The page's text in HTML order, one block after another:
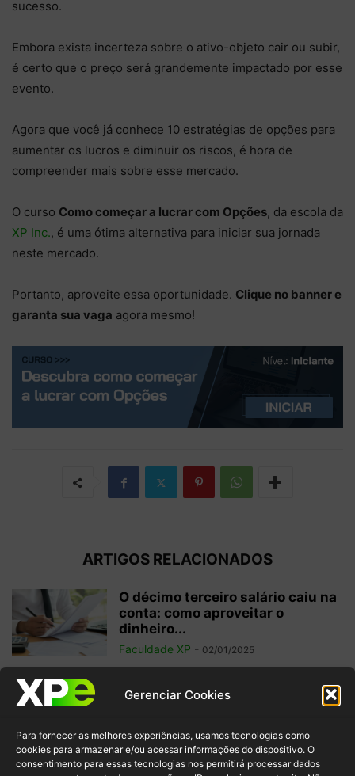
Gerenciar Cookies
Para fornecer as melhores experiências, usamos tecnologias como
cookies para armazenar e/ou acessar informações do dispositivo. O
consentimento para essas tecnologias nos permitirá processar dados
sucesso.
Embora exista incerteza sobre o ativo-objeto cair ou subir,
é certo que o preço será grandemente impactado por esse
evento.
Agora que você já conhece 10 estratégias de opções para
aumentar os lucros e diminuir os riscos, é hora de
compreender mais sobre esse mercado.
O curso Como começar a lucrar com Opções, da escola da
XP Inc., é uma ótima alternativa para iniciar sua jornada
neste mercado.
Portanto, aproveite essa oportunidade. Clique no banner e
garanta sua vaga agora mesmo!
ARTIGOS RELACIONADOS
O décimo terceiro salário caiu na
conta: como aproveitar o
dinheiro...
Faculdade XP - 02/01/2025
Investimentos internacionais:
vale a pena investir fora do
Faculdade XP - 04/10/2024